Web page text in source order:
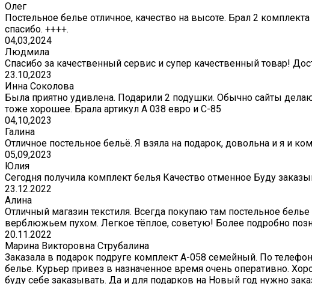
Олег
Постельное белье отличное, качество на высоте. Брал 2
спасибо. ++++.
04,03,2024
Людмила
Спасибо за качественный сервис и супер качественный товар!
23.10,2023
Инна Соколова
Была приятно удивлена. Подарили 2 подушки. Обычно сайты
тоже хорошее. Брала артикул А 038 евро и С-85
04,10,2023
Галина
Отличное постельное бельё. Я взяла на подарок, довольна и я и
05,09,2023
Юлия
Сегодня получила комплект белья Качество отменное Буду
23.12.2022
Алина
Отличный магазин текстиля. Всегда покупаю там постельное
верблюжьем пухом. Легкое тёплое, советую! Более подробно
20.11.2022
Марина Викторовна Струбалина
Заказала в подарок подруге комплект А-058 семейный. По
белье. Курьер привез в назначенное время очень оперативно.
буду себе заказывать. Да и для подарков на Новый год нужно